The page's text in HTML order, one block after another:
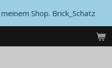
Shop. Brick_Schatz